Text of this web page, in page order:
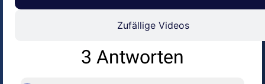
Zufällige Videos
3 Antworten